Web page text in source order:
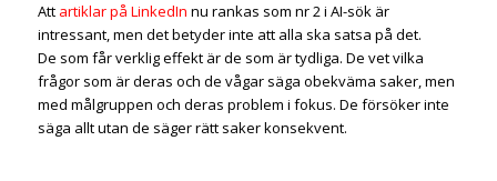
Att artiklar på LinkedIn nu rankas som nr 2 i AI-sök är
intressant, men det betyder inte att alla ska satsa på det.
De som får verklig effekt är de som är tydliga. De vet vilka
frågor som är deras och de vågar säga obekväma saker, men
med målgruppen och deras problem i fokus. De försöker inte
säga allt utan de säger rätt saker konsekvent.